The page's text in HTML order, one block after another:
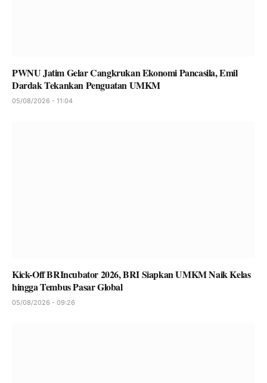
PWNU Jatim Gelar Cangkrukan Ekonomi Pancasila, Emil
Dardak Tekankan Penguatan UMKM
05/08/2026 - 11:04
Kick-Off BRIncubator 2026, BRI Siapkan UMKM Naik Kelas
hingga Tembus Pasar Global
05/08/2026 - 09:26